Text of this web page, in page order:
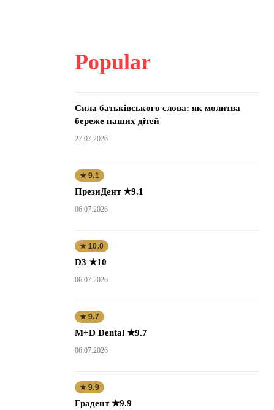
Popular
Сила батьківського слова: як молитва
береже наших дітей
27.07.2026
★ 9.1
ПрезиДент ★9.1
06.07.2026
★ 10.0
D3 ★10
06.07.2026
★ 9.7
M+D Dental ★9.7
06.07.2026
★ 9.9
Градент ★9.9